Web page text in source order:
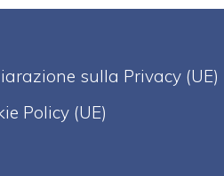
sulla Privacy (UE)
Policy (UE)